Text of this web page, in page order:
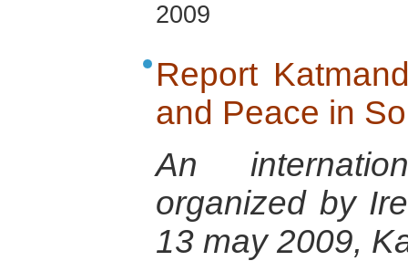
2009
Report
and Peace in
An
organized by
13 may 2009,